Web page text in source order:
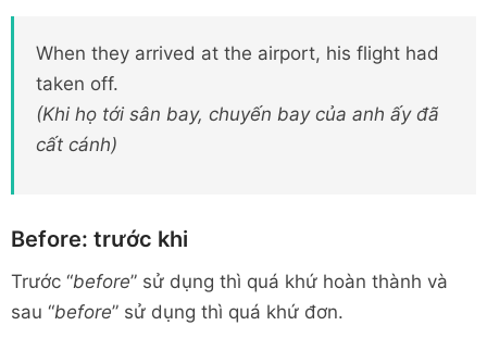
When they arrived at the airport, his flight had
taken off.
(Khi họ tới sân bay, chuyến bay của anh ấy đã
cất cánh)
Before: trước khi
Trước “before” sử dụng thì quá khứ hoàn thành và
sau “before” sử dụng thì quá khứ đơn.